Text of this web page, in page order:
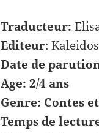
Traducteur:
Editeur:
Date de
Age:2/4 ans
Genre: Contes
Temps de